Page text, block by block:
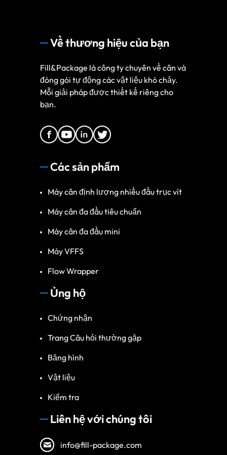
Về thương hiệu của bạn
Fill&Package là công ty chuyên về cân và
đóng gói tự động các vật liệu khó chảy.
Mỗi giải pháp được thiết kế riêng cho
bạn.
Các sản phẩm
Máy cân định lượng nhiều đầu trục vít
Máy cân đa đầu tiêu chuẩn
Máy cân đa đầu mini
Máy VFFS
Flow Wrapper
Ủng hộ
Chứng nhận
Trang Câu hỏi thường gặp
Băng hình
Vật liệu
Kiểm tra
Liên hệ với chúng tôi
info@fill-package.com